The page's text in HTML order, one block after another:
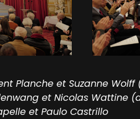
Planche et Suzanne
et Nicolas Wattine
et Paulo Castrillo